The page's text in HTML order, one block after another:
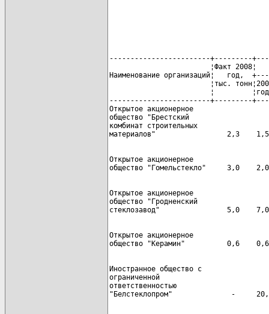
------------------------+---------
¦Факт 2008¦
Наименование организаций¦
¦тыс.
¦
------------------------+---------
Открытое акционерное
общество "Брестский
комбинат строительных
Открытое акционерное
Открытое акционерное
общество "Гродненский
Открытое акционерное
Иностранное общество с
ограниченной
ответственностью